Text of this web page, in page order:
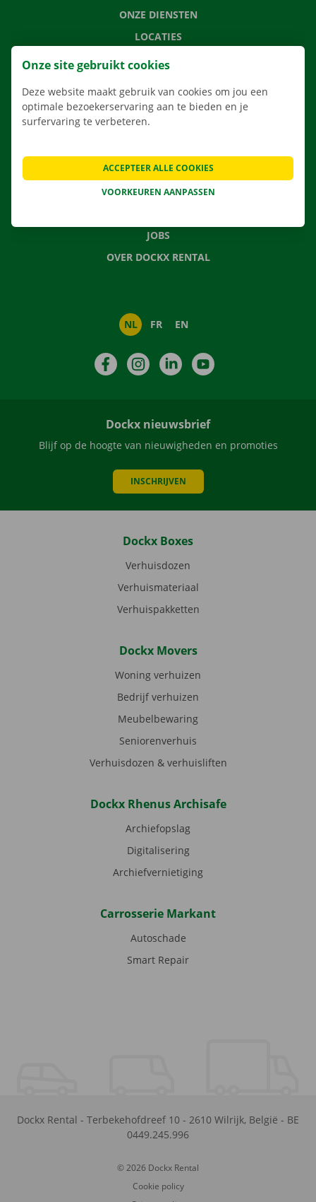
ONZE DIENSTEN
LOCATIES
APP
VEELGESTELDE VRAGEN
NIEUWS
JOBS
OVER DOCKX RENTAL
NL FR EN
FacebookInstagramLinkedIn
Dockx nieuwsbrief
Blijf op de hoogte van nieuwigheden en promoties
INSCHRIJVEN
Dockx Boxes
Verhuisdozen
Verhuismateriaal
Verhuispakketten
Dockx Movers
Woning verhuizen
Bedrijf verhuizen
Meubelbewaring
Seniorenverhuis
Verhuisdozen & verhuisliften
Dockx Rhenus Archisafe
Archiefopslag
Digitalisering
Archiefvernietiging
Carrosserie Markant
Autoschade
Smart Repair
Dockx Rental - Terbekehofdreef 10 - 2610 Wilrijk, België - BE
0449.245.996
© 2026 Dockx Rental
Cookie policy
Onze site gebruikt cookies
Deze website maakt gebruik van cookies om jou een
optimale bezoekerservaring aan te bieden en je
surfervaring te verbeteren.
VOORKEUREN AANPASSEN
ACCEPTEER ALLE COOKIES